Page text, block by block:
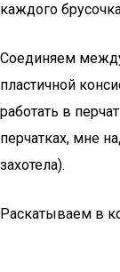
каждого
Соединяем
пластичной
работать в
перчатках, мне
захотела).
Раскатываем в